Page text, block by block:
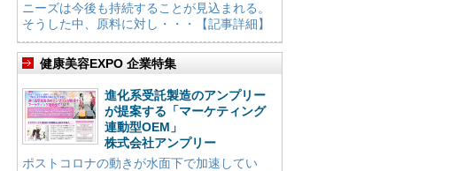
ニーズは今後も持続することが見込まれる。
そうした中、原料に対し・・・【記事詳細】
健康美容EXPO 企業特集
進化系受託製造のアンプリー
が提案する「マーケティング
連動型OEM」
株式会社アンプリー
ポストコロナの動きが水面下で加速してい